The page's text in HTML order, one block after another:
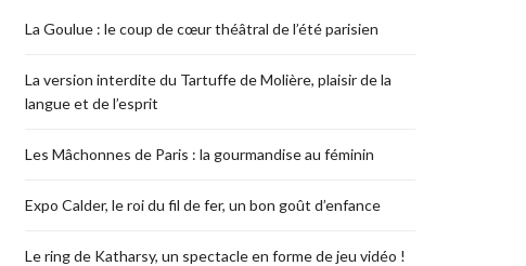
La Goulue : le coup de cœur théâtral de l’été parisien
La version interdite du Tartuffe de Molière, plaisir de la
langue et de l’esprit
Les Mâchonnes de Paris : la gourmandise au féminin
Expo Calder, le roi du fil de fer, un bon goût d’enfance
Le ring de Katharsy, un spectacle en forme de jeu vidéo !